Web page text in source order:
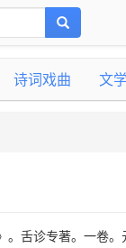
诗词戏曲 文
。舌诊专著。一卷